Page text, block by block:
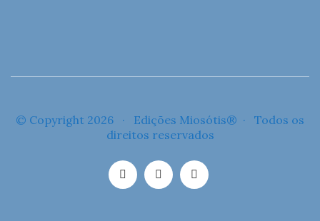
© Copyright 2026 · Edições Miosótis® · Todos os
direitos reservados